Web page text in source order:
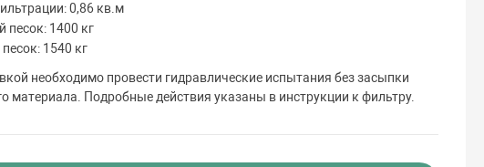
0,86 кв.м
песок: 1400 кг
1540 кг
необходимо провести гидравлические испытания без засыпки
материала. Подробные действия указаны в инструкции к фильтру.